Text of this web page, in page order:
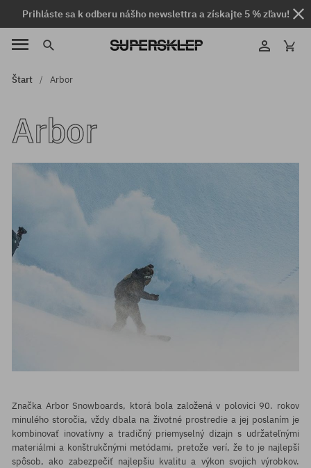
Prihláste sa k odberu nášho newslettra a získajte 5 % zľavu!
Štart Arbor
Arbor
Značka Arbor Snowboards, ktorá bola založená v polovici 90. rokov
minulého storočia, vždy dbala na životné prostredie a jej poslaním je
kombinovať inovatívny a tradičný priemyselný dizajn s udržateľnými
materiálmi a konštrukčnými metódami, pretože verí, že to je najlepší
spôsob, ako zabezpečiť najlepšiu kvalitu a výkon svojich výrobkov.